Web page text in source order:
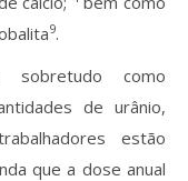
9.
como
de urânio,
estão
que a dose anual